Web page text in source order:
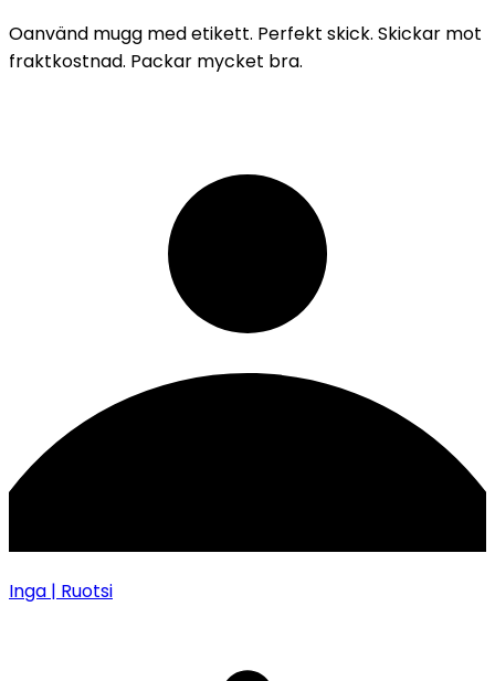
Oanvänd mugg med etikett. Perfekt skick. Skickar mot
fraktkostnad. Packar mycket bra.
Inga | Ruotsi